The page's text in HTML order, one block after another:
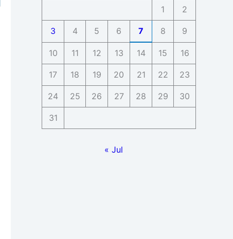
1 2
3 4 5 6 7 8 9
10 11 12 13 14 15 16
17 18 19 20 21 22 23
24 25 26 27 28 29 30
31
« Jul